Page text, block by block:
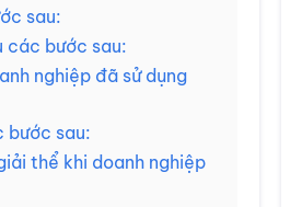
sau:
các bước sau:
nghiệp đã sử dụng
bước sau:
thể khi doanh nghiệp